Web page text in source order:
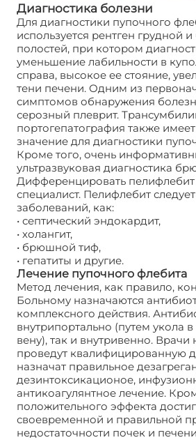
Диагностика болезни
Для диагностики пупочного
используется рентген грудной
полостей, при котором
уменьшение лабильности в
справа, высокое ее стояние,
тени печени. Одним из
симптомов обнаружения
серозный плеврит.
портогепатография также
значение для диагностики
Кроме того, очень
ультразвуковая диагностика
Дифференцировать пелифлебит
специалист. Пелифлебит
заболеваний, как:
• септический эндокардит,
• холангит,
• брюшной тиф,
• гепатиты и другие.
Лечение пупочного флебита
Метод лечения, как правило,
Больному назначаются
комплексного действия.
внутрипортально (путем укола
вену), так и внутривенно. Врачи
проведут квалифицированную
назначат правильное
дезинтоксикационое,
антикоагулянтное лечение.
положительного эффекта
своевременной и правильной
недостаточности почек и